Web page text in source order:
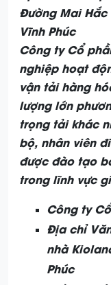
Đường Mai Hắc
Vĩnh Phúc
Công ty Cổ
nghiệp hoạt
vận tải hàng
lượng lớn
trọng tải khác
bộ, nhân viên
được đào tạo
trong lĩnh vực
Công ty
Địa chỉ
nhà
Phúc